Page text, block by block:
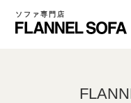
ソファ専門店